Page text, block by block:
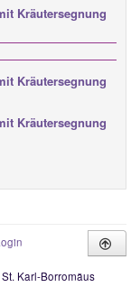
Kräutersegnung
Kräutersegnung
Kräutersegnung
Karl-Borromäus